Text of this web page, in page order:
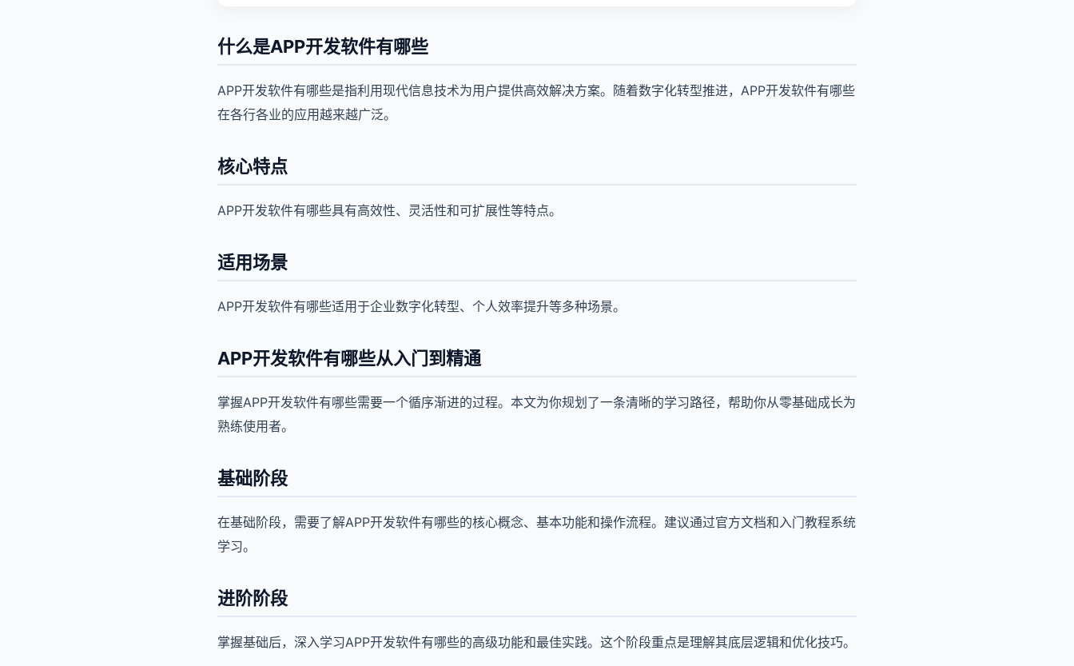
什么是APP开发软件有哪些
APP开发软件有哪些是指利用现代信息技术为用户提供高效解决方案。随着数字化转型推进，APP开发软件有哪些
在各行各业的应用越来越广泛。
核心特点
APP开发软件有哪些具有高效性、灵活性和可扩展性等特点。
适用场景
APP开发软件有哪些适用于企业数字化转型、个人效率提升等多种场景。
APP开发软件有哪些从入门到精通
掌握APP开发软件有哪些需要一个循序渐进的过程。本文为你规划了一条清晰的学习路径，帮助你从零基础成长为
熟练使用者。
基础阶段
在基础阶段，需要了解APP开发软件有哪些的核心概念、基本功能和操作流程。建议通过官方文档和入门教程系统
学习。
进阶阶段
掌握基础后，深入学习APP开发软件有哪些的高级功能和最佳实践。这个阶段重点是理解其底层逻辑和优化技巧。